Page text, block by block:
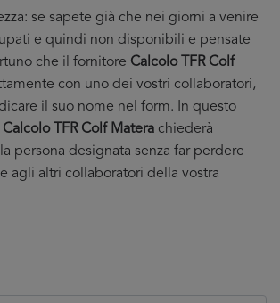
se sapete già che nei giorni a venire
e quindi non disponibili e pensate
che il fornitore Calcolo TFR Colf
con uno dei vostri collaboratori,
il suo nome nel form. In questo
Calcolo TFR Colf Matera chiederà
persona designata senza far perdere
agli altri collaboratori della vostra